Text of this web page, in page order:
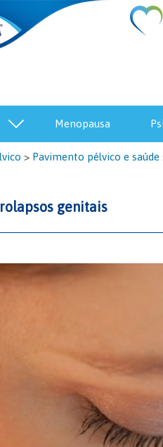
menopausa
> Pavimento pélvico e saúde
genitais